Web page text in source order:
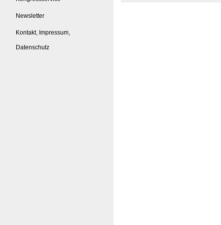
Newsletter
Kontakt, Impressum,
Datenschutz